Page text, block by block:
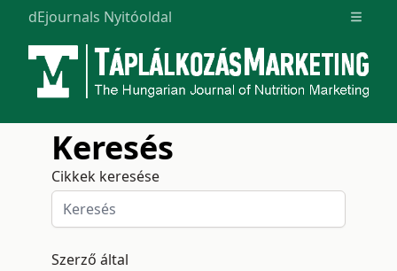
dEjournals Nyitóoldal Open
Keresés
Cikkek keresése
Szerző által